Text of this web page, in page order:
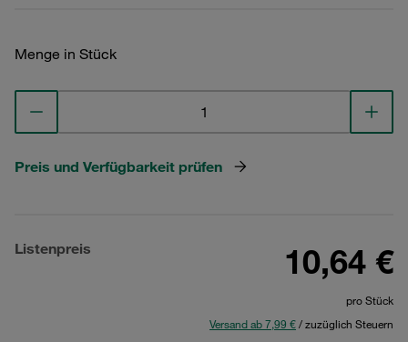
Menge in Stück
Preis und Verfügbarkeit prüfen
Listenpreis 10,64 €
pro Stück
Versand ab 7,99 €/ zuzüglich Steuern